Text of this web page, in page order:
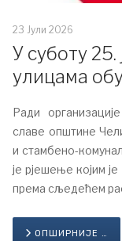
23 Јули 2026
У суботу 25.
улицама
Ради
славе општине
и стамбено-
је рјешење којим
према сљедећем
ОПШИРНИЈЕ …